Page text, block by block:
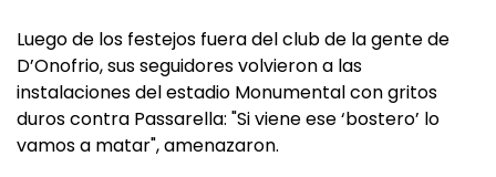
Luego de los festejos fuera del club de la gente de
D’Onofrio, sus seguidores volvieron a las
instalaciones del estadio Monumental con gritos
duros contra Passarella: "Si viene ese ‘bostero’ lo
vamos a matar", amenazaron.